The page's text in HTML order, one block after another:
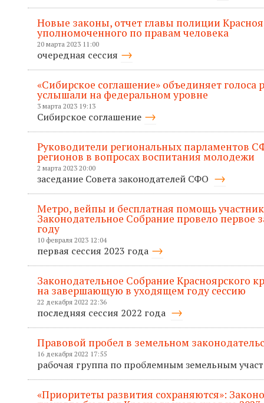
Новые законы, отчет главы полиции
уполномоченного по правам человека
20 марта 2023 11:00
очередная сессия
«Сибирское соглашение» объединяет голоса
услышали на федеральном уровне
3 марта 2023 19:13
Сибирское соглашение
Руководители региональных парламентов
регионов в вопросах воспитания молодежи
2 марта 2023 20:00
заседание Совета законодателей СФО
Метро, вейпы и бесплатная помощь
Законодательное Собрание провело первое
году
10 февраля 2023 12:04
первая сессия 2023 года
Законодательное Собрание Красноярского
на завершающую в уходящем году сессию
22 декабря 2022 22:36
последняя сессия 2022 года
Правовой пробел в земельном
16 декабря 2022 17:55
рабочая группа по проблемным земельным
«Приоритеты развития сохраняются»: